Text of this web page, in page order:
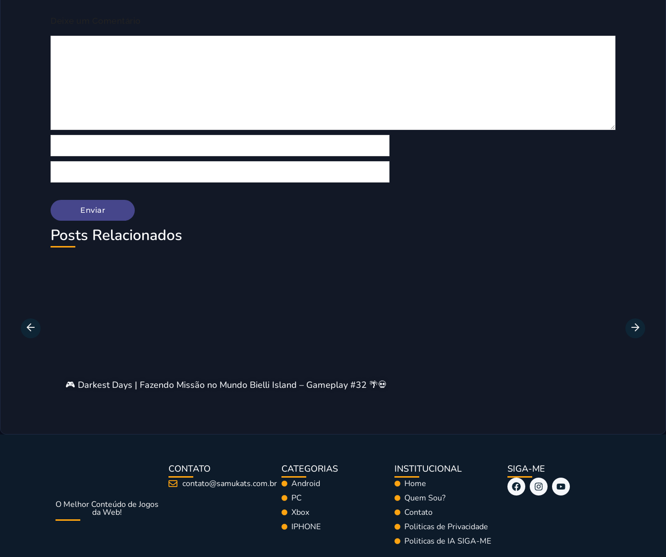
Posts Relacionados
🎮 Darkest Days | Fazendo Missão no Mundo Bielli Island – Gameplay #32 🌴💀
O Melhor Conteúdo de Jogos
da Web!
CONTATO
contato@samukats.com.br
CATEGORIAS
Android
PC
Xbox
IPHONE
INSTITUCIONAL
Home
Quem Sou?
Contato
Politicas de Privacidade
Politicas de IA SIGA-ME
SIGA-ME